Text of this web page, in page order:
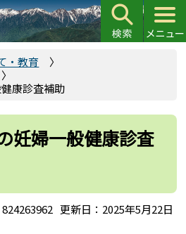
・教育
康診査補助
妊婦一般健康診査
更新日：2025年5月22日